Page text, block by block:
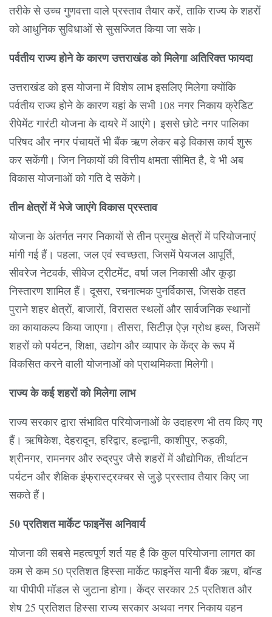
तरीके से उच्च गुणवत्ता वाले प्रस्ताव तैयार करें, ताकि राज्य के शहरों
को आधुनिक सुविधाओं से सुसज्जित किया जा सके।
पर्वतीय राज्य होने के कारण उत्तराखंड को मिलेगा अतिरिक्त फायदा
उत्तराखंड को इस योजना में विशेष लाभ इसलिए मिलेगा क्योंकि
पर्वतीय राज्य होने के कारण यहां के सभी 108 नगर निकाय क्रेडिट
रीपेमेंट गारंटी योजना के दायरे में आएंगे। इससे छोटे नगर पालिका
परिषद और नगर पंचायतें भी बैंक ऋण लेकर बड़े विकास कार्य शुरू
कर सकेंगी। जिन निकायों की वित्तीय क्षमता सीमित है, वे भी अब
विकास योजनाओं को गति दे सकेंगे।
तीन क्षेत्रों में भेजे जाएंगे विकास प्रस्ताव
योजना के अंतर्गत नगर निकायों से तीन प्रमुख क्षेत्रों में परियोजनाएं
मांगी गई हैं। पहला, जल एवं स्वच्छता, जिसमें पेयजल आपूर्ति,
सीवरेज नेटवर्क, सीवेज ट्रीटमेंट, वर्षा जल निकासी और कूड़ा
निस्तारण शामिल हैं। दूसरा, रचनात्मक पुनर्विकास, जिसके तहत
पुराने शहर क्षेत्रों, बाजारों, विरासत स्थलों और सार्वजनिक स्थानों
का कायाकल्प किया जाएगा। तीसरा, सिटीज़ ऐज़ ग्रोथ हब्स, जिसमें
शहरों को पर्यटन, शिक्षा, उद्योग और व्यापार के केंद्र के रूप में
विकसित करने वाली योजनाओं को प्राथमिकता मिलेगी।
राज्य के कई शहरों को मिलेगा लाभ
राज्य सरकार द्वारा संभावित परियोजनाओं के उदाहरण भी तय किए गए
हैं। ऋषिकेश, देहरादून, हरिद्वार, हल्द्वानी, काशीपुर, रुड़की,
श्रीनगर, रामनगर और रुद्रपुर जैसे शहरों में औद्योगिक, तीर्थाटन
पर्यटन और शैक्षिक इंफ्रास्ट्रक्चर से जुड़े प्रस्ताव तैयार किए जा
सकते हैं।
50 प्रतिशत मार्केट फाइनेंस अनिवार्य
योजना की सबसे महत्वपूर्ण शर्त यह है कि कुल परियोजना लागत का
कम से कम 50 प्रतिशत हिस्सा मार्केट फाइनेंस यानी बैंक ऋण, बॉन्ड
या पीपीपी मॉडल से जुटाना होगा। केंद्र सरकार 25 प्रतिशत और
शेष 25 प्रतिशत हिस्सा राज्य सरकार अथवा नगर निकाय वहन